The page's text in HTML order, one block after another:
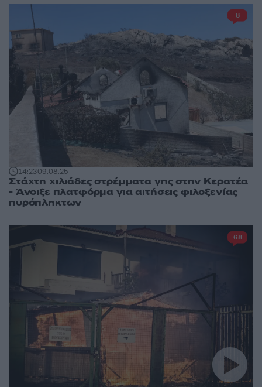
14:2309.08.25
Στάχτη χιλιάδες στρέμματα γης στην Κερατέα
- Άνοιξε πλατφόρμα για αιτήσεις φιλοξενίας
πυρόπληκτων
8
68